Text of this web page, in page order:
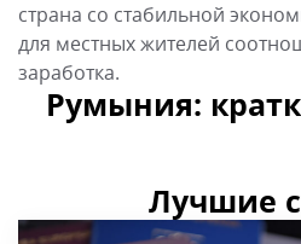
страна со стабильной
для местных жителей
заработка.
Румыния:
Лучшие